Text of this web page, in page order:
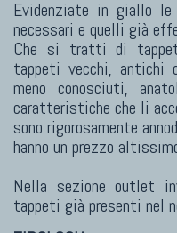
TAPPETI DI DESIGN
Marco Nereo Rotelli
Daniela Marchetti
Chuk Palu
Giorgio Palù
Fabio Morandi
Evidenziate in giallo
necessari e quelli già
Che si tratti di
tappeti vecchi, antichi
meno conosciuti,
caratteristiche che li
sono rigorosamente
hanno un prezzo
Nella sezione outlet
tappeti già presenti nel